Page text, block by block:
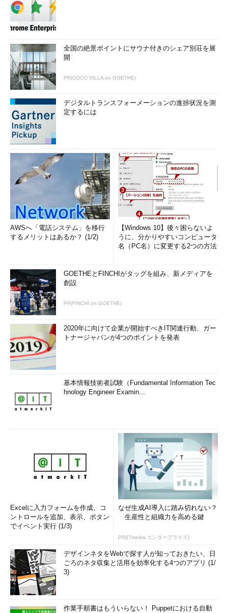
全国の絶景ポイントにサウナ付きのシェア別荘を展
開
PR(COCO VILLA on GOETHE)
デジタルトランスフォーメーションの進捗状況を測
定するには
AWSへ「電話システム」を移行
するメリットはあるか？ (1/2)
【Windows 10】後々困らないよ
うに、分かりやすいコンピュータ
名（PC名）に変更する2つの方法
GOETHEとFINCHIがタッグを組み、新メディアを
創設
PR(FINCHI on GOETHE)
2020年に向けて企業が開始すべきIT関連行動、ガー
トナージャパンが4つのポイントを発表
基本情報技術者試験（Fundamental Information Tec
hnology Engineer Examin...
Excelに入力フォームを作成、コ
ントロールを追加、表示、ボタン
でイベント実行 (1/3)
なぜ生成AI導入に踏み切れない？
生産性と組織力を高める鍵
PR(ITmedia エンタープライズ)
デザインネタをWebで探す人が知っておきたい、日
ごろのネタ収集と活用を効率化する4つのアプリ (1/
3)
作業手順書はもういらない！ Puppetにおける自動